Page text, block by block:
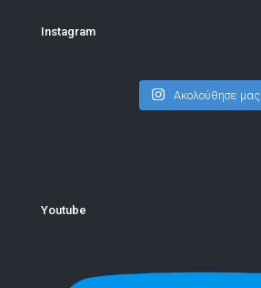
Instagram
Ακολούθησε μας
Youtube